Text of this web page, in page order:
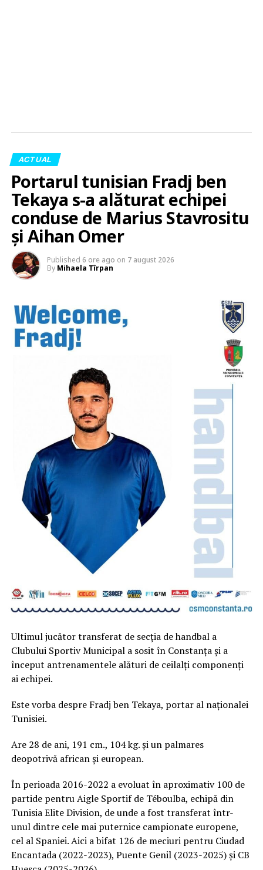
ACTUAL
Portarul tunisian Fradj ben
Tekaya s-a alăturat echipei
conduse de Marius Stavrositu
și Aihan Omer
Published 6 ore ago on 7 august 2026
By Mihaela Tîrpan
Ultimul jucător transferat de secția de handbal a
Clubului Sportiv Municipal a sosit în Constanța și a
început antrenamentele alături de ceilalți componenți
ai echipei.
Este vorba despre Fradj ben Tekaya, portar al naționalei
Tunisiei.
Are 28 de ani, 191 cm., 104 kg. și un palmares
deopotrivă african și european.
În perioada 2016-2022 a evoluat în aproximativ 100 de
partide pentru Aigle Sportif de Téboulba, echipă din
Tunisia Elite Division, de unde a fost transferat într-
unul dintre cele mai puternice campionate europene,
cel al Spaniei. Aici a bifat 126 de meciuri pentru Ciudad
Encantada (2022-2023), Puente Genil (2023-2025) și CB